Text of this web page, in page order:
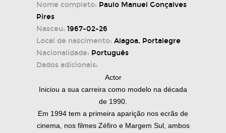
Nome completo: Paulo Manuel Gonçalves
Pires
Nasceu: 1967-02-26
Local de nascimento: Alagoa, Portalegre
Nacionalidade: Português
Dados adicionais:
Actor
Iniciou a sua carreira como modelo na década
de 1990.
Em 1994 tem a primeira aparição nos ecrãs de
cinema, nos filmes Zéfiro e Margem Sul, ambos